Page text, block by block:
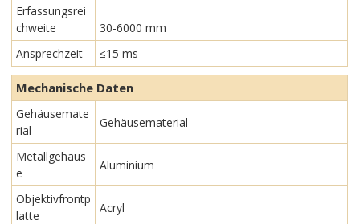
Erfassungsrei
chweite
30-6000 mm
Ansprechzeit
≤15 ms
Mechanische Daten
Gehäusemate
rial
Gehäusematerial
Metallgehäus
e
Aluminium
Objektivfrontp
latte
Acryl